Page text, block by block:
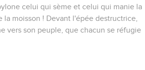
celui qui sème et celui qui manie la
la moisson ! Devant l'épée destructrice,
vers son peuple, que chacun se réfugie